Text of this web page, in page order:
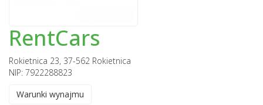
RentCars
Rokietnica 23, 37-562 Rokietnica
NIP: 7922288823
Warunki wynajmu